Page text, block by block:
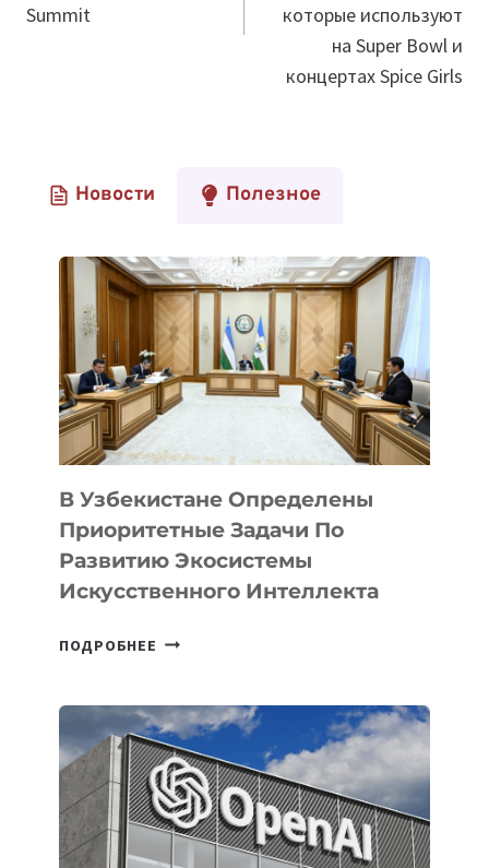
Summit
которые используют
на Super Bowl и
концертах Spice Girls
Новости Полезное
В Узбекистане Определены
Приоритетные Задачи По
Развитию Экосистемы
Искусственного Интеллекта
ПОДРОБНЕЕ В
ПРИОРИТЕТНЫЕ
ЗАДАЧИ
ПО
РАЗВИТИЮ
ЭКОСИСТЕМЫ
ИСКУССТВЕННОГО